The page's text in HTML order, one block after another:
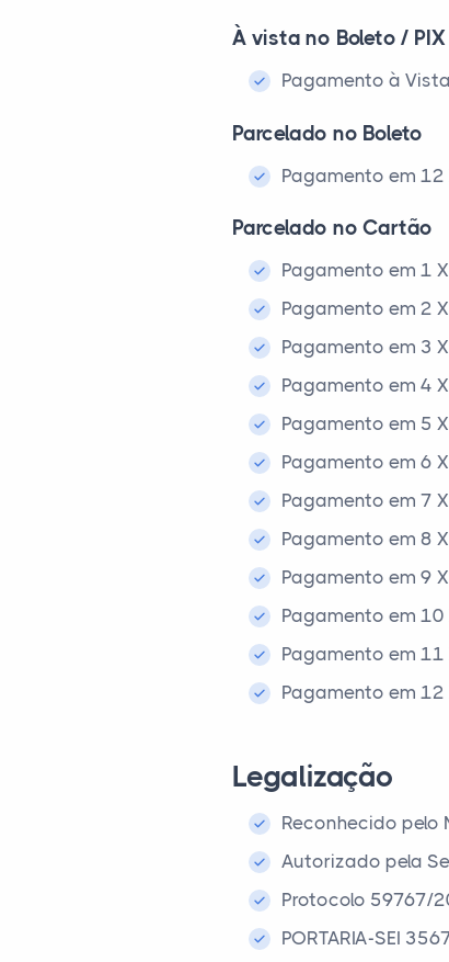
À vista no Boleto / PIX
Pagamento à
Parcelado no Boleto
Pagamento em 12
Parcelado no Cartão
Pagamento em 1
Pagamento em 2
Pagamento em 3
Pagamento em 4
Pagamento em 5
Pagamento em 6
Pagamento em 7
Pagamento em 8
Pagamento em 9
Pagamento em
Pagamento em
Pagamento em
Legalização
Reconhecido pelo
Autorizado pela
Protocolo 59767/
PORTARIA-SEI